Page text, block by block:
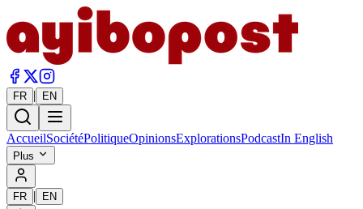
FR | EN
AccueilSociétéPolitiqueOpinionsExplorationsPodcastIn English
Plus
FR | EN